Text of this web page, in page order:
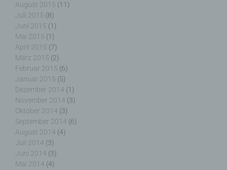
August 2015 (11)
Juli 2015 (8)
Juni 2015 (1)
Mai 2015 (1)
April 2015 (7)
März 2015 (2)
Februar 2015 (6)
Januar 2015 (5)
Dezember 2014 (1)
November 2014 (3)
Oktober 2014 (3)
September 2014 (6)
August 2014 (4)
Juli 2014 (3)
Juni 2014 (3)
Mai 2014 (4)
Empfänger ist eine natürliche oder juristische
Person, Behörde, Einrichtung oder andere Stelle,
der personenbezogene Daten offengelegt werden,
unabhängig davon, ob es sich bei ihr um einen
Dritten handelt oder nicht. Behörden, die im
Rahmen eines bestimmten Untersuchungsauftrags
nach dem Unionsrecht oder dem Recht der
Mitgliedstaaten möglicherweise
personenbezogene Daten erhalten, gelten jedoch
nicht als Empfänger.
j) Dritter